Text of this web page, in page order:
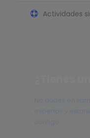
Actividades